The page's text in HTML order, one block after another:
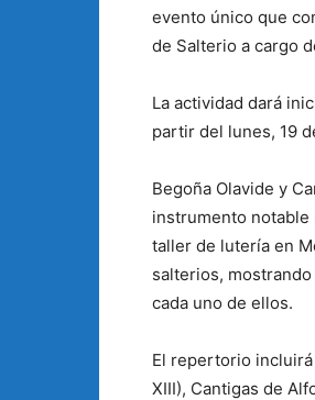
evento único que
de Salterio a cargo
La actividad dará
partir del lunes, 19
Begoña Olavide y
instrumento
taller de lutería en
salterios,
cada uno de ellos.
El repertorio
XIII), Cantigas de